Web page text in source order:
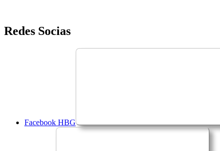
Saltar
para
Redes Socias
Facebook HBG